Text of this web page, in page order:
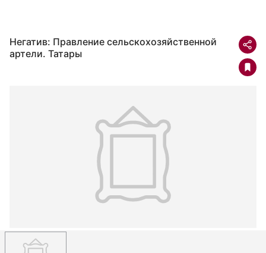
Негатив: Правление сельскохозяйственной
артели. Татары